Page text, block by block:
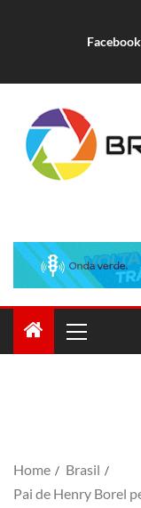
Facebook
Home
Brasil
Pai de Henry Borel